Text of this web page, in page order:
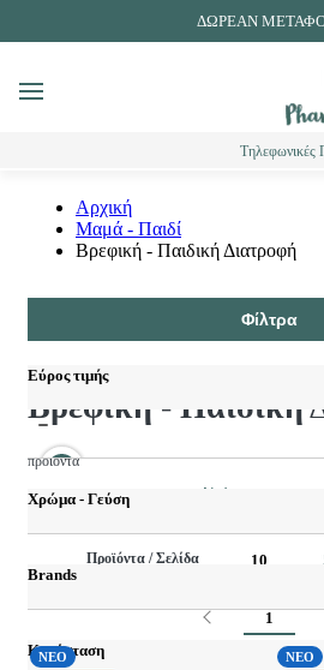
ΔΩΡΕΑΝ
Τηλεφωνικές
MENU
Αρχική
Μαμά - Παιδί
Βρεφική - Παιδική Διατροφή
Φίλτρα
Εύρος τιμής
Χρώμα - Γεύση
Φράουλα
Brands
John Noa
Κατάσταση
Βρεφική - Παιδική
προϊόντα
Ταξινόμηση
Προϊόντα / Σελίδα 10
Προηγούμενο
1
ΝΕΟ
ΝΕΟ